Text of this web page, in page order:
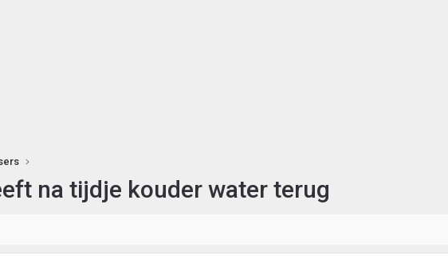
na tijdje kouder water terug